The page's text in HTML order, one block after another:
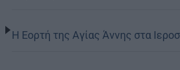
Η Εορτή της Αγίας Άννης στα